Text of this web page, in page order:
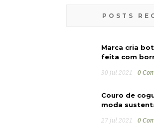
POSTS
Marca cria
feita com
30 jul 2021 0
Couro de
moda
27 jul 2021 0